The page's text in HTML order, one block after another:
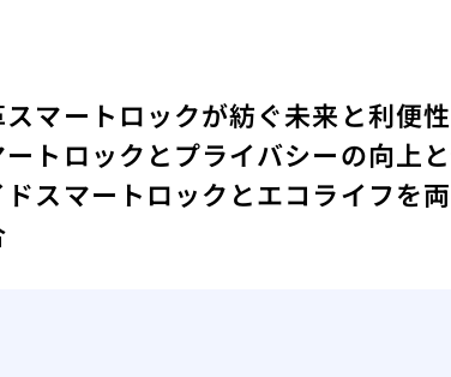
スマートロックが紡ぐ未来と利便
ートロックとプライバシーの向上
スマートロックとエコライフを